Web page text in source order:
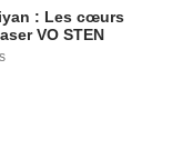
: Les cœurs
VO STEN